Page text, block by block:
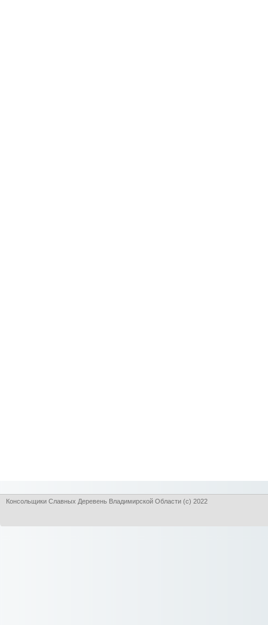
Консольщики Славных Деревень Владимирской Области (с) 2022